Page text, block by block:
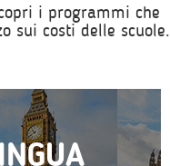
i programmi che
sui costi delle scuole.